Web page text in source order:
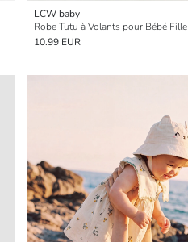
LCW baby
Robe Tutu à Volants pour Bébé Fille
10.99 EUR